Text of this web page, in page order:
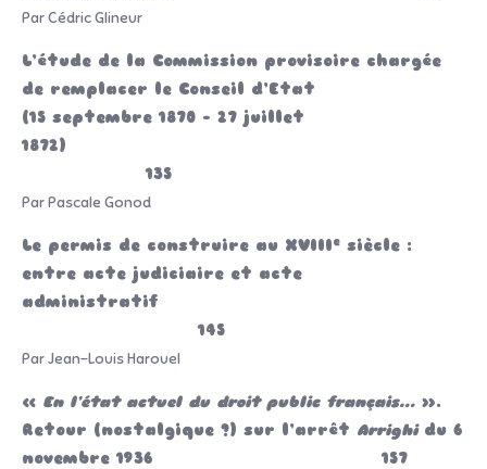
Par Cédric Glineur
L’étude de la Commission provisoire chargée
de remplacer le Conseil d’Etat
(15 septembre 1870 – 27 juillet
1872)
135
Par Pascale Gonod
Le permis de construire au XVIIIe siècle :
entre acte judiciaire et acte
administratif
145
Par Jean-Louis Harouel
« En l’état actuel du droit public français… ».
Retour (nostalgique ?) sur l’arrêt Arrighidu 6
novembre 1936 157